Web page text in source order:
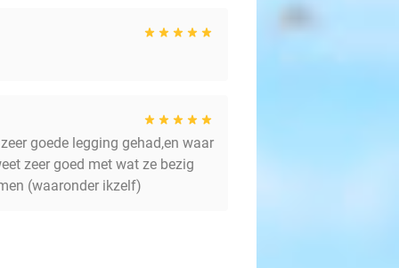
goede legging gehad,en waar
zeer goed met wat ze bezig
(waaronder ikzelf)